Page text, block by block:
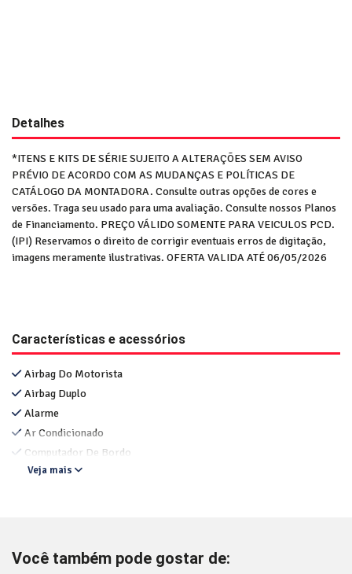
Detalhes
*ITENS E KITS DE SÉRIE SUJEITO A ALTERAÇÕES SEM AVISO
PRÉVIO DE ACORDO COM AS MUDANÇAS E POLÍTICAS DE
CATÁLOGO DA MONTADORA. Consulte outras opções de cores e
versões. Traga seu usado para uma avaliação. Consulte nossos Planos
de Financiamento. PREÇO VÁLIDO SOMENTE PARA VEICULOS PCD.
(IPI) Reservamos o direito de corrigir eventuais erros de digitação,
imagens meramente ilustrativas. OFERTA VALIDA ATÉ 06/05/2026
Características e acessórios
Airbag Do Motorista
Airbag Duplo
Alarme
Ar Condicionado
Computador De Bordo
Veja mais
Você também pode gostar de: